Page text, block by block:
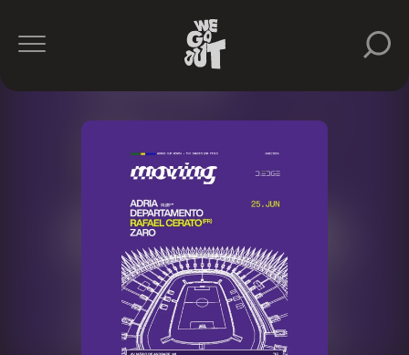
https://www.instagram.com/dedgesp/